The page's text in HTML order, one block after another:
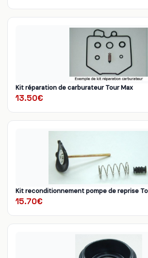
Kit réparation de carburateur Tour Max
13.50€
Kit reconditionnement pompe de reprise
15.70€